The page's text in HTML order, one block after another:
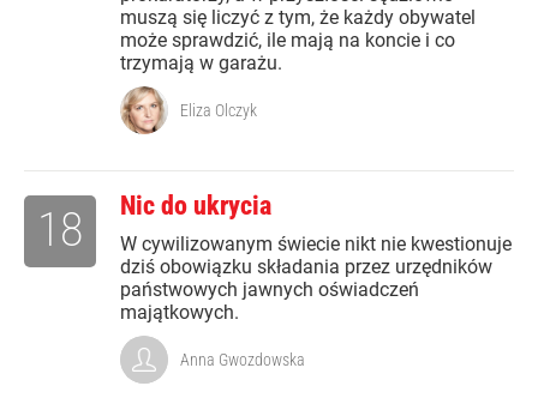
muszą się liczyć z tym, że każdy obywatel
może sprawdzić, ile mają na koncie i co
trzymają w garażu.
Eliza Olczyk
Nic do ukrycia
W cywilizowanym świecie nikt nie kwestionuje
dziś obowiązku składania przez urzędników
państwowych jawnych oświadczeń
majątkowych.
18
Anna Gwozdowska